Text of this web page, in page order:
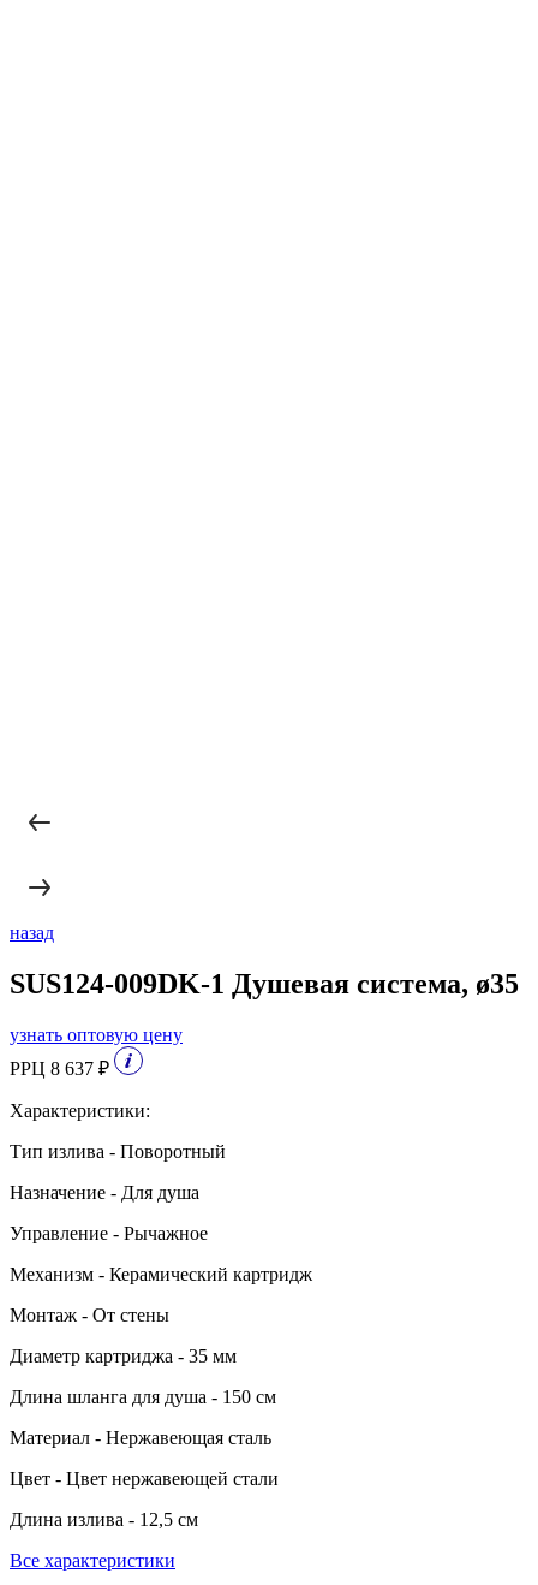
назад
SUS124-009DK-1 Душевая система, ø35
узнать оптовую цену
РРЦ 8 637 ₽
Характеристики:
Тип излива - Поворотный
Назначение - Для душа
Управление - Рычажное
Механизм - Керамический картридж
Монтаж - От стены
Диаметр картриджа - 35 мм
Длина шланга для душа - 150 см
Материал - Нержавеющая сталь
Цвет - Цвет нержавеющей стали
Длина излива - 12,5 см
Все характеристики